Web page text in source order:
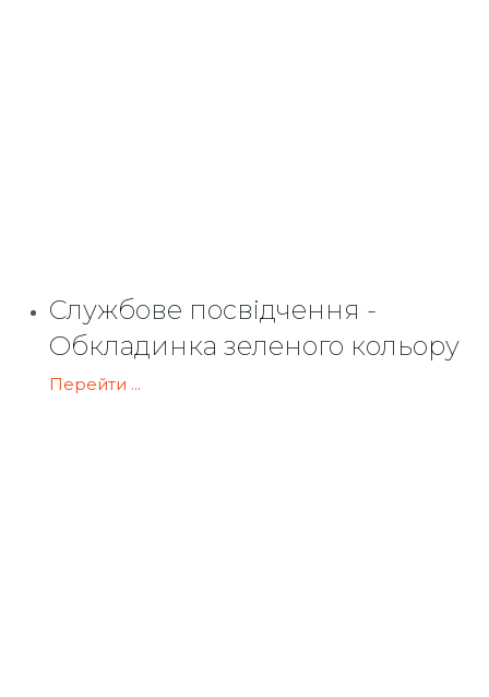
Службове посвідчення -
Обкладинка зеленого кольору
Перейти ...